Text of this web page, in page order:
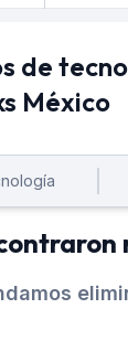
de
México